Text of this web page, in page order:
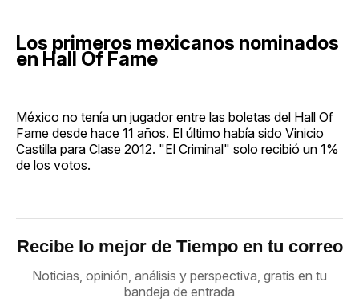
Los primeros mexicanos nominados
en Hall Of Fame
México no tenía un jugador entre las boletas del Hall Of
Fame desde hace 11 años. El último había sido Vinicio
Castilla para Clase 2012. "El Criminal" solo recibió un 1%
de los votos.
Recibe lo mejor de Tiempo en tu correo
Noticias, opinión, análisis y perspectiva, gratis en tu
bandeja de entrada